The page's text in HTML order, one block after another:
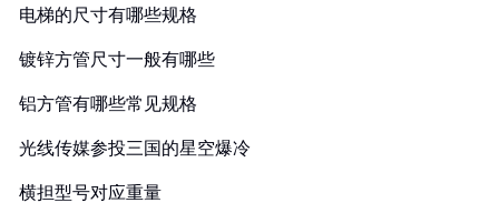
电梯的尺寸有哪些规格
镀锌方管尺寸一般有哪些
铝方管有哪些常见规格
光线传媒参投三国的星空爆冷
横担型号对应重量